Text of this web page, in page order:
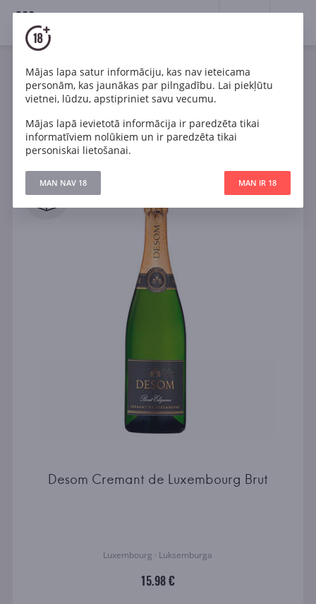
18+
Filtri ATJAUNOT
Meklēt
Visi IELIKT GROZĀ
Desom Cremant de Luxembourg Brut
Luxembourg · Luksemburga
15.98 €
Mājas lapa satur informāciju, kas nav ieteicama
personām, kas jaunākas par pilngadību. Lai piekļūtu
vietnei, lūdzu, apstipriniet savu vecumu.
Mājas lapā ievietotā informācija ir paredzēta tikai
informatīviem nolūkiem un ir paredzēta tikai
personiskai lietošanai.
MAN NAV 18 MAN IR 18